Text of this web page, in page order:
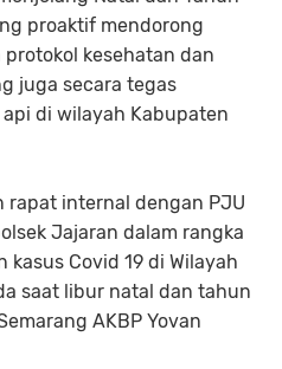
proaktif mendorong
kesehatan dan
juga secara tegas
di wilayah Kabupaten
rapat internal dengan PJU
Jajaran dalam rangka
Covid 19 di Wilayah
saat libur natal dan tahun
AKBP Yovan